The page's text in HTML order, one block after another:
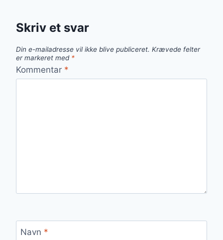
Skriv et svar
Din e-mailadresse vil ikke blive publiceret. Krævede felter
er markeret med *
Kommentar *
Navn *